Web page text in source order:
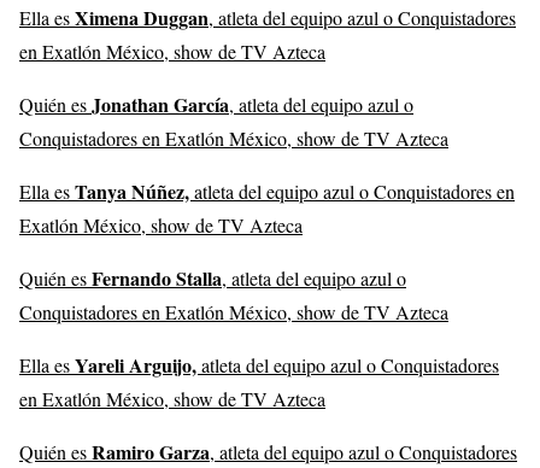
Ella esXimena Duggan, atleta del equipo azul o Conquistadores
en Exatlón México, show de TV Azteca
Quién esJonathan García, atleta del equipo azul o
Conquistadores en Exatlón México, show de TV Azteca
Ella esTanya Núñez,atleta del equipo azul o Conquistadores en
Exatlón México, show de TV Azteca
Quién esFernando Stalla, atleta del equipo azul o
Conquistadores en Exatlón México, show de TV Azteca
Ella esYareli Arguijo,atleta del equipo azul o Conquistadores
en Exatlón México, show de TV Azteca
Quién esRamiro Garza, atleta del equipo azul o Conquistadores